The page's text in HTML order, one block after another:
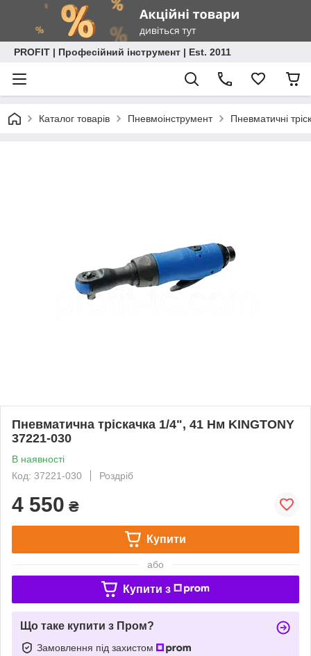
PROFIT | Професійний інструмент | Est. 2011
Каталог товарів Пневмоінструмент Пневматичні
Пневматична тріскачка 1/4", 41 Нм KINGTONY
37221-030
В наявності
Код: 37221-030
Роздріб
4 550 ₴
Купити
або
Купити з
Що таке купити з Пром?
Замовлення під захистом